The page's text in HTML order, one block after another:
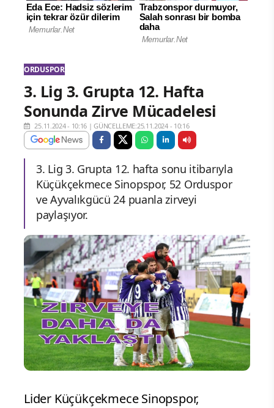
ORDUSPOR
3. Lig 3. Grupta 12. Hafta
Sonunda Zirve Mücadelesi
25.11.2024 - 10:16 |GÜNCELLEME:25.11.2024 - 10:16
3. Lig 3. Grupta 12. hafta sonu itibarıyla
Küçükçekmece Sinopspor, 52 Orduspor
ve Ayvalıkgücü 24 puanla zirveyi
paylaşıyor.
Lider Küçükçekmece Sinopspor,